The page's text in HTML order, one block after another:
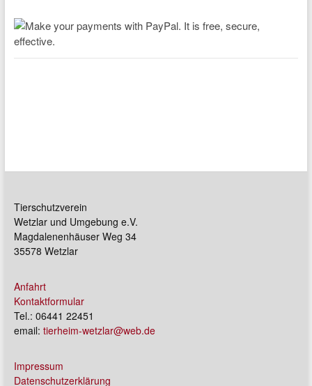
Tierschutzverein
Wetzlar und Umgebung e.V.
Magdalenenhäuser Weg 34
35578 Wetzlar
Anfahrt
Kontaktformular
Tel.: 06441 22451
email: tierheim-wetzlar@web.de
Impressum
Datenschutzerklärung